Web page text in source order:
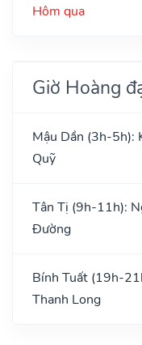
Hôm qua
Giờ Hoàng
Mậu Dần (3h-5h):
Quỹ
Tân Tị (9h-11h):
Đường
Bính Tuất (19h-
Thanh Long